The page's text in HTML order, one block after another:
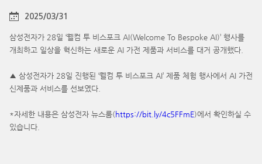
2025/03/31
삼성전자가 28일 ‘웰컴 투 비스포크 AI(Welcome To Bespoke AI)’ 행사를
개최하고 일상을 혁신하는 새로운 AI 가전 제품과 서비스를 대거 공개했다.
▲ 삼성전자가 28일 진행된 ‘웰컴 투 비스포크 AI’ 제품 체험 행사에서 AI 가전
신제품과 서비스를 선보였다.
*자세한 내용은 삼성전자 뉴스룸(https://bit.ly/4c5FFmE)에서 확인하실 수
있습니다.